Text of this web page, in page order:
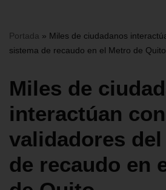
Portada » Miles de ciudadanos
sistema de recaudo en el Metro de Quito
Miles de
interactúan con
validadores
de recaudo en